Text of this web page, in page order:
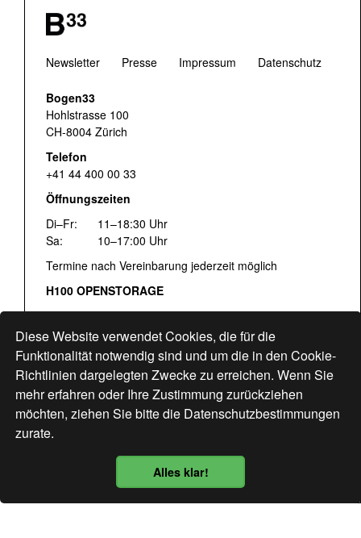
Datenschutzbestimmung
Diese Website verwendet Cookies, die für die
Funktionalität notwendig sind und um die in den Cookie-
Richtlinien dargelegten Zwecke zu erreichen. Wenn Sie
mehr erfahren oder Ihre Zustimmung zurückziehen
möchten, ziehen Sie bitte die Datenschutzbestimmungen
zurate.
Alles klar!
Newsletter Presse Impressum Datenschutz
Bogen33
Hohlstrasse 100
CH-8004 Zürich
Telefon
+41 44 400 00 33
Öffnungszeiten
Di–Fr:
11–18:30 Uhr
Sa:
10–17:00 Uhr
Termine nach Vereinbarung jederzeit möglich
H100 OPENSTORAGE
Fr:
16:00–18:30 Uhr
Sa: 12:00–17:00 Uhr
Hohlstrasse 122
www.bogen33.ch